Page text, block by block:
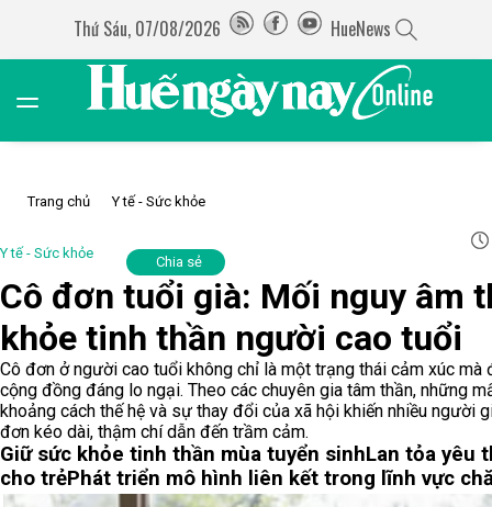
Thứ Sáu, 07/08/2026 HueNews
Trang chủ Y tế - Sức khỏe
Y tế - Sức khỏe
Chia sẻ
Cô đơn tuổi già: Mối nguy âm
khỏe tinh thần người cao tuổi
Cô đơn ở người cao tuổi không chỉ là một trạng thái cảm xúc mà
cộng đồng đáng lo ngại. Theo các chuyên gia tâm thần, những
khoảng cách thế hệ và sự thay đổi của xã hội khiến nhiều người
đơn kéo dài, thậm chí dẫn đến trầm cảm.
Giữ sức khỏe tinh thần mùa tuyển sinhLan tỏa yêu
cho trẻPhát triển mô hình liên kết trong lĩnh vực